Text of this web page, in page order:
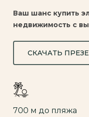
Ваш шанс купить
недвижимость с
СКАЧАТЬ
700 м до пляжа